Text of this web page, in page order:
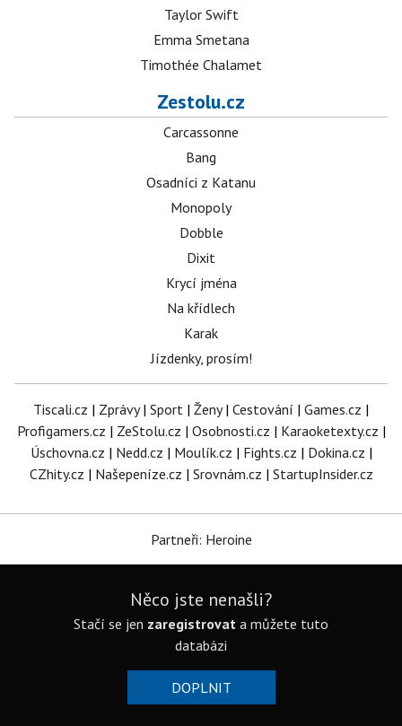
Taylor Swift
Emma Smetana
Timothée Chalamet
Zestolu.cz
Carcassonne
Bang
Osadníci z Katanu
Monopoly
Dobble
Dixit
Krycí jména
Na křídlech
Karak
Jízdenky, prosím!
Tiscali.cz | Zprávy| Sport | Ženy| Cestování | Games.cz |
Profigamers.cz | ZeStolu.cz | Osobnosti.cz | Karaoketexty.cz |
Úschovna.cz | Nedd.cz | Moulík.cz | Fights.cz | Dokina.cz |
CZhity.cz | Našepeníze.cz | Srovnám.cz | StartupInsider.cz
Partneři: Heroine
Něco jste nenašli?
Stačí se jen zaregistrovat a můžete tuto
databázi
DOPLNIT